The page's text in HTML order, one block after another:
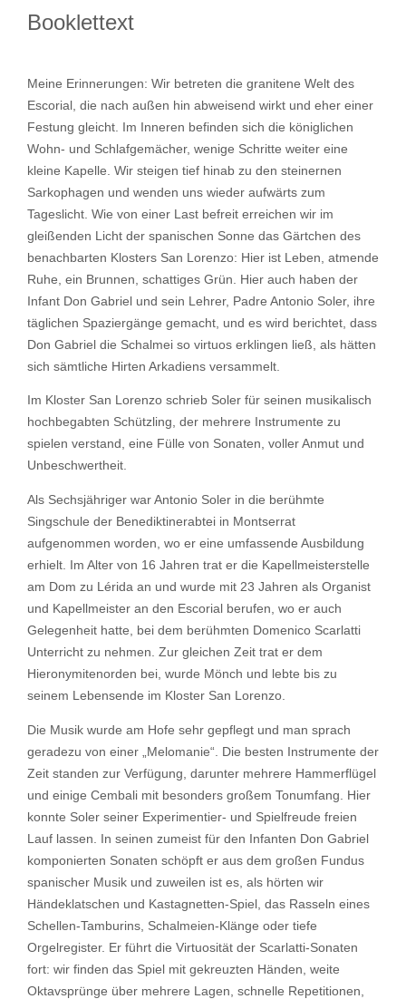
Booklettext
Meine Erinnerungen: Wir betreten die granitene Welt des
Escorial, die nach außen hin abweisend wirkt und eher einer
Festung gleicht. Im Inneren befinden sich die königlichen
Wohn- und Schlafgemächer, wenige Schritte weiter eine
kleine Kapelle. Wir steigen tief hinab zu den steinernen
Sarkophagen und wenden uns wieder aufwärts zum
Tageslicht. Wie von einer Last befreit erreichen wir im
gleißenden Licht der spanischen Sonne das Gärtchen des
benachbarten Klosters San Lorenzo: Hier ist Leben, atmende
Ruhe, ein Brunnen, schattiges Grün. Hier auch haben der
Infant Don Gabriel und sein Lehrer, Padre Antonio Soler, ihre
täglichen Spaziergänge gemacht, und es wird berichtet, dass
Don Gabriel die Schalmei so virtuos erklingen ließ, als hätten
sich sämtliche Hirten Arkadiens versammelt.
Im Kloster San Lorenzo schrieb Soler für seinen musikalisch
hochbegabten Schützling, der mehrere Instrumente zu
spielen verstand, eine Fülle von Sonaten, voller Anmut und
Unbeschwertheit.
Als Sechsjähriger war Antonio Soler in die berühmte
Singschule der Benediktinerabtei in Montserrat
aufgenommen worden, wo er eine umfassende Ausbildung
erhielt. Im Alter von 16 Jahren trat er die Kapellmeisterstelle
am Dom zu Lérida an und wurde mit 23 Jahren als Organist
und Kapellmeister an den Escorial berufen, wo er auch
Gelegenheit hatte, bei dem berühmten Domenico Scarlatti
Unterricht zu nehmen. Zur gleichen Zeit trat er dem
Hieronymitenorden bei, wurde Mönch und lebte bis zu
seinem Lebensende im Kloster San Lorenzo.
Die Musik wurde am Hofe sehr gepflegt und man sprach
geradezu von einer „Melomanie“. Die besten Instrumente der
Zeit standen zur Verfügung, darunter mehrere Hammerflügel
und einige Cembali mit besonders großem Tonumfang. Hier
konnte Soler seiner Experimentier- und Spielfreude freien
Lauf lassen. In seinen zumeist für den Infanten Don Gabriel
komponierten Sonaten schöpft er aus dem großen Fundus
spanischer Musik und zuweilen ist es, als hörten wir
Händeklatschen und Kastagnetten-Spiel, das Rasseln eines
Schellen-Tamburins, Schalmeien-Klänge oder tiefe
Orgelregister. Er führt die Virtuosität der Scarlatti-Sonaten
fort: wir finden das Spiel mit gekreuzten Händen, weite
Oktavsprünge über mehrere Lagen, schnelle Repetitionen,